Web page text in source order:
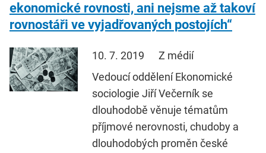
ekonomické rovnosti, ani nejsme až takoví
rovnostáři ve vyjadřovaných postojích“
10. 7. 2019
Z médií
Vedoucí oddělení Ekonomické
sociologie Jiří Večerník se
dlouhodobě věnuje tématům
příjmové nerovnosti, chudoby a
dlouhodobých proměn české